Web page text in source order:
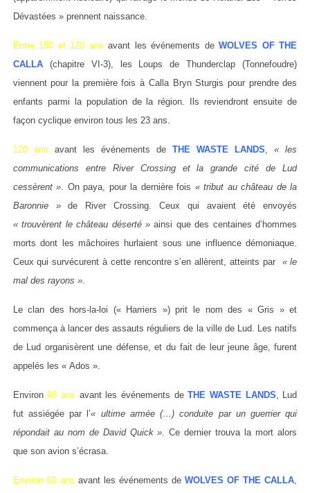
Dévastées » prennent naissance.
Entre 150 et 120 ansavant les événements deWOLVES OF THE
CALLA (chapitre VI-3), les Loups de Thunderclap (Tonnefoudre)
viennent pour la première fois à Calla Bryn Sturgis pour prendre des
enfants parmi la population de la région. Ils reviendront ensuite de
façon cyclique environ tous les 23 ans.
120 ans avant les événements deTHE WASTE LANDS,« les
communications entre River Crossing et la grande cité de Lud
cessèrent ». On paya, pour la dernière fois « tribut au château de la
Baronnie »de River Crossing. Ceux qui avaient été envoyés
« trouvèrent le château déserté »ainsi que des centaines d’hommes
morts dont les mâchoires hurlaient sous une influence démoniaque.
Ceux qui survécurent à cette rencontre s’en allèrent, atteints par « le
mal des rayons ».
Le clan des hors-la-loi (« Harriers ») prit le nom des « Gris » et
commença à lancer des assauts réguliers de la ville de Lud. Les natifs
de Lud organisèrent une défense, et du fait de leur jeune âge, furent
appelés les « Ados ».
Environ90 ans avant les événements deTHE WASTE LANDS, Lud
fut assiégée par l’« ultime armée (…) conduite par un guerrier qui
répondait au nom de David Quick ». Ce dernier trouva la mort alors
que son avion s’écrasa.
Environ 60 ans avant les événements deWOLVES OF THE CALLA,